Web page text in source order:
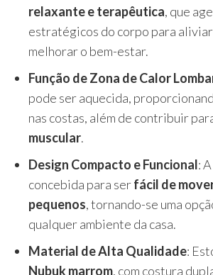
relaxante e terapêutica, que
estratégicos do corpo para
melhorar o bem-estar.
Função de Zona de Calor
pode ser aquecida,
nas costas, além de contribuir
muscular.
Design Compacto e Funcional:
concebida para serfácil de
pequenos, tornando-se uma
qualquer ambiente da casa.
Material de Alta Qualidade:
Nubuk marrom, com costura